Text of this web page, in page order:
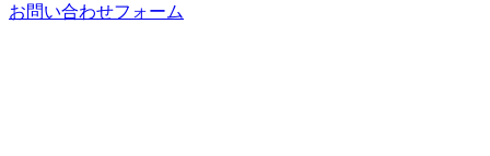
お問い合わせフォーム